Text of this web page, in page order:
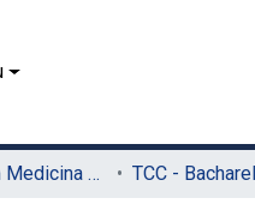
Bacharelado em Medicina Veterinária (UAG)